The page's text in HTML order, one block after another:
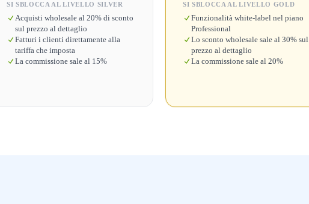
SI SBLOCCA AL LIVELLO SILVER
Acquisti wholesale al 20% di sconto
sul prezzo al dettaglio
Fatturi i clienti direttamente alla
tariffa che imposta
La commissione sale al 15%
SI SBLOCCA AL LIVELLO GOLD
Funzionalità white-label nel piano
Professional
Lo sconto wholesale sale al 30% sul
prezzo al dettaglio
La commissione sale al 20%